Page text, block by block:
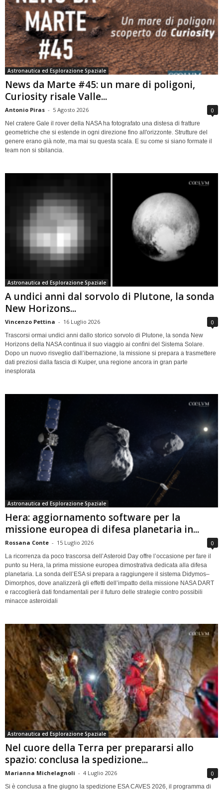
Astronautica ed Esplorazione Spaziale
News da Marte #45: un mare di poligoni,
Curiosity risale Valle...
Antonio Piras - 5 Agosto 2026 0
Nel cratere Gale il rover della NASA ha fotografato una distesa di fratture
geometriche che si estende in ogni direzione fino all'orizzonte. Strutture del
genere erano già note, ma mai su questa scala. E su come si siano formate il
team non si sbilancia.
Astronautica ed Esplorazione Spaziale
A undici anni dal sorvolo di Plutone, la sonda
New Horizons...
Vincenzo Pettina - 16 Luglio 2026 0
Trascorsi ormai undici anni dallo storico sorvolo di Plutone, la sonda New
Horizons della NASA continua il suo viaggio ai confini del Sistema Solare.
Dopo un nuovo risveglio dall’ibernazione, la missione si prepara a trasmettere
dati preziosi dalla fascia di Kuiper, una regione ancora in gran parte
inesplorata
Astronautica ed Esplorazione Spaziale
Hera: aggiornamento software per la
missione europea di difesa planetaria in...
Rossana Conte - 15 Luglio 2026 0
La ricorrenza da poco trascorsa dell’Asteroid Day offre l’occasione per fare il
punto su Hera, la prima missione europea dimostrativa dedicata alla difesa
planetaria. La sonda dell’ESA si prepara a raggiungere il sistema Didymos–
Dimorphos, dove analizzerà gli effetti dell’impatto della missione NASA DART
e raccoglierà dati fondamentali per il futuro delle strategie contro possibili
minacce asteroidali
Astronautica ed Esplorazione Spaziale
Nel cuore della Terra per prepararsi allo
spazio: conclusa la spedizione...
Marianna Michelagnoli - 4 Luglio 2026 0
Si è conclusa a fine giugno la spedizione ESA CAVES 2026, il programma di